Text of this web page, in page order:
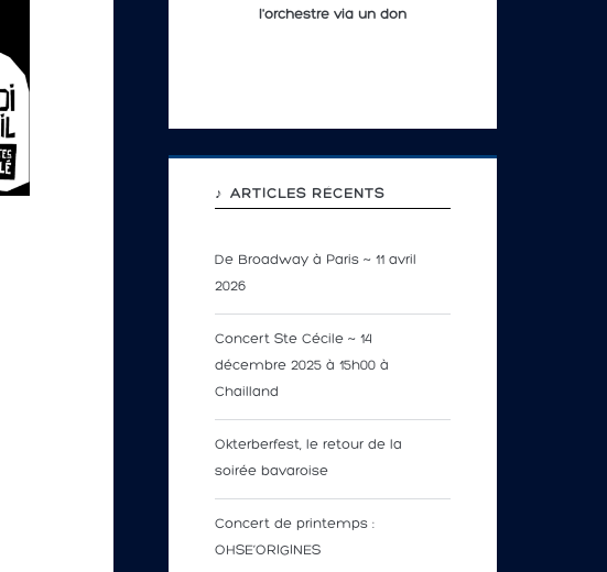
l'orchestre via un don
♪ ARTICLES RÉCENTS
De Broadway à Paris ~ 11 avril
2026
Concert Ste Cécile ~ 14
décembre 2025 à 15h00 à
Chailland
Okterberfest, le retour de la
soirée bavaroise
Concert de printemps :
OHSE’ORIGINES